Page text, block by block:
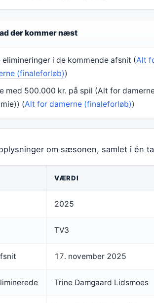
der kommer næst
elimineringer i de kommende afsnit (Alt
(finaleforløb))
med 500.000 kr. på spil (Alt for
(Alt for damerne (finaleforløb))
om sæsonen, samlet i én
VÆRDI
2025
TV3
17. november 2025
Trine Damgaard Lidsmoes